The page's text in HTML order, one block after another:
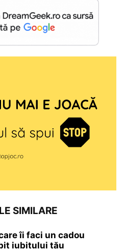
SIMILARE
îi faci un cadou
iubitului tău